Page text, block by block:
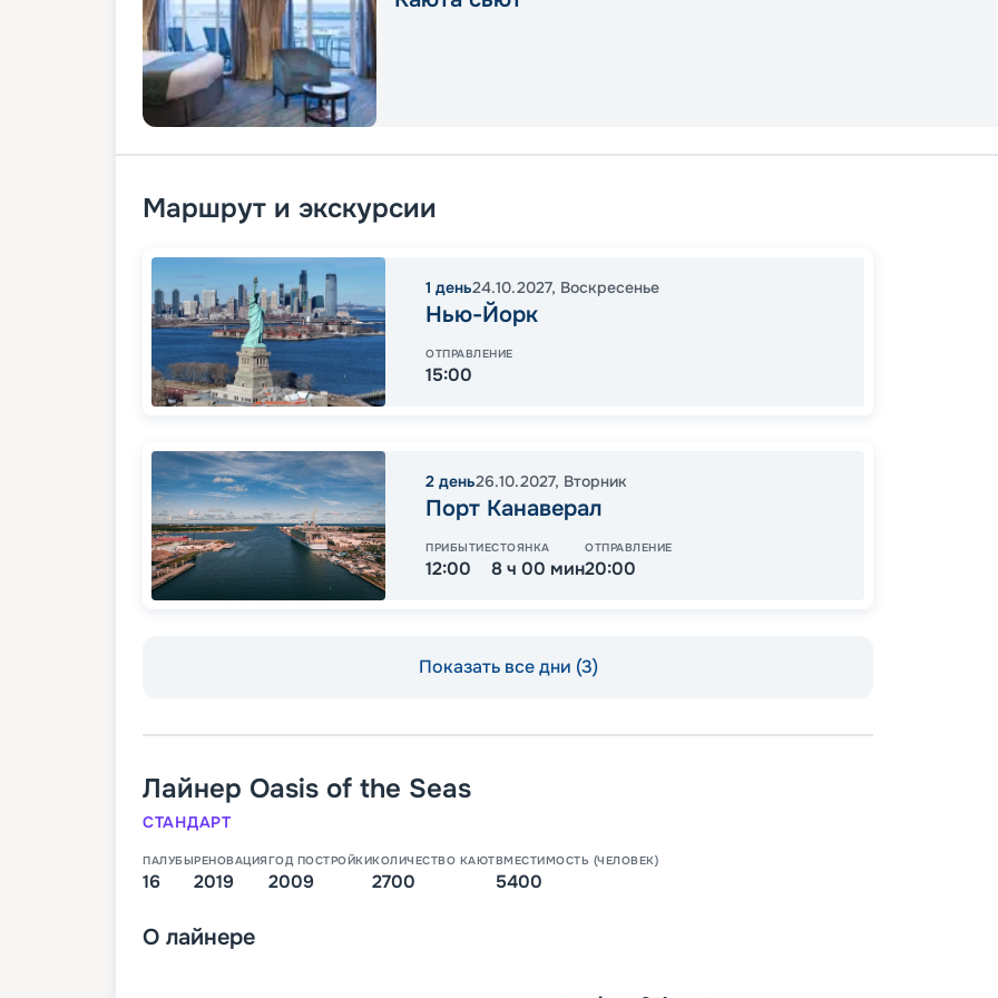
Маршрут и экскурсии
1 день24.10.2027, Воскресенье
Нью-Йорк
ОТПРАВЛЕНИЕ
15:00
2 день26.10.2027, Вторник
Порт Канаверал
ПРИБЫТИЕ
12:00
СТОЯНКА
8 ч 00 мин
ОТПРАВЛЕНИЕ
20:00
Показать все дни (3)
Лайнер Oasis of the Seas
СТАНДАРТ
ПАЛУБЫ
16
РЕНОВАЦИЯ
2019
ГОД ПОСТРОЙКИ
2009
КОЛИЧЕСТВО КАЮТ
2700
ВМЕСТИМОСТЬ (ЧЕЛОВЕК)
5400
О лайнере